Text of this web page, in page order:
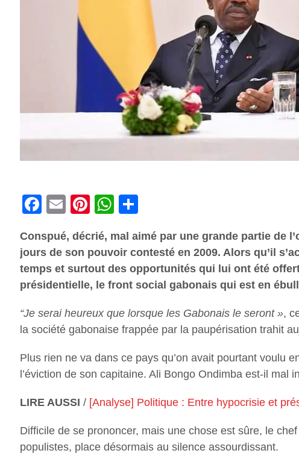
Facebook
Email PinterestWhatsApp
Conspué, décrié, mal aimé par une grande partie de
jours de son pouvoir contesté en 2009. Alors qu’il
temps et surtout des opportunités qui lui ont été
présidentielle, le front social gabonais qui est en
“Je serai heureux que lorsque les Gabonais le seront »,
la société gabonaise frappée par la paupérisation trahit
Plus rien ne va dans ce pays qu’on avait pourtant voulu
l’éviction de son capitaine. Ali Bongo Ondimba est-il
LIRE AUSSI / [Analyse] Politique : Entre hypocrisie et
Difficile de se prononcer, mais une chose est sûre, le
populistes, place désormais au silence assourdissant.